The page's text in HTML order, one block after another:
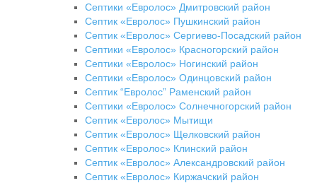
Септики «Евролос» Дмитровский район
Септик «Евролос» Пушкинский район
Септик «Евролос» Сергиево-Посадский район
Септики «Евролос» Красногорский район
Септики «Евролос» Ногинский район
Септики «Евролос» Одинцовский район
Септик “Евролос” Раменский район
Септики «Евролос» Солнечногорский район
Септик «Евролос» Мытищи
Септик «Евролос» Щелковский район
Септик «Евролос» Клинский район
Септик «Евролос» Александровский район
Септик «Евролос» Киржачский район